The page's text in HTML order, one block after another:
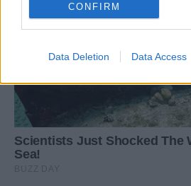
CONFIRM
Data Deletion Data Access